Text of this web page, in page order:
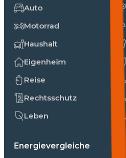
Auto
Motorrad
Haushalt
Eigenheim
Reise
Rechtsschutz
Leben
Energievergleiche